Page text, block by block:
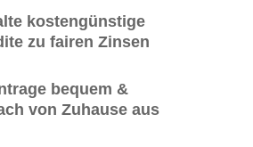
kostengünstige
zu fairen Zinsen
bequem &
von Zuhause aus